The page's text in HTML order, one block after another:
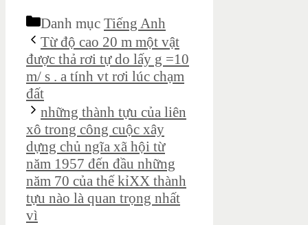
Danh mục Tiếng Anh
Từ độ cao 20 m một vật
được thả rơi tự do lấy g =10
m/ s . a tính vt rơi lúc chạm
đất
những thành tựu của liên
xô trong công cuộc xây
dựng chủ ngĩa xã hội từ
năm 1957 đến đầu những
năm 70 của thế kỉXX thành
tựu nào là quan trọng nhất
vì